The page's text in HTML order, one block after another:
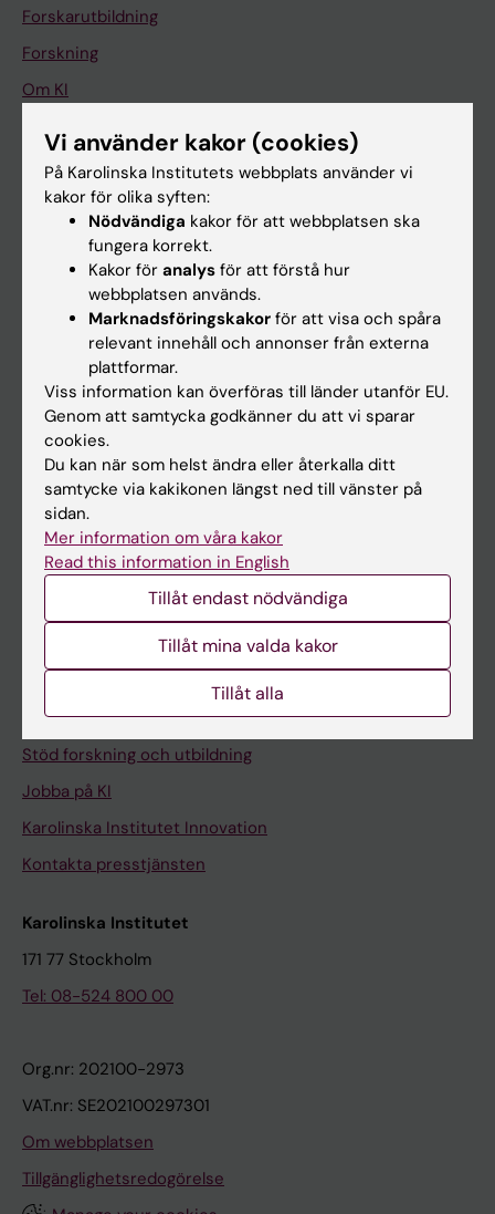
Forskarutbildning
Forskning
Om KI
På gång
Nyheter
Kalender
Schema
Studentmejlen
Kurs- och programwebbar
Student på KI
Medarbetarportalen
Universitetsbiblioteket
Stöd forskning och utbildning
Jobba på KI
Karolinska Institutet Innovation
Kontakta presstjänsten
Karolinska Institutet
171 77 Stockholm
Tel: 08-524 800 00
Org.nr: 202100-2973
VAT.nr: SE202100297301
Om webbplatsen
Tillgänglighetsredogörelse
Vi använder kakor (cookies)
På Karolinska Institutets webbplats använder vi
kakor för olika syften:
Nödvändiga kakor för att webbplatsen ska
fungera korrekt.
Kakor för analys för att förstå hur
webbplatsen används.
Marknadsföringskakor för att visa och spåra
relevant innehåll och annonser från externa
plattformar.
Viss information kan överföras till länder utanför EU.
Genom att samtycka godkänner du att vi sparar
cookies.
Du kan när som helst ändra eller återkalla ditt
samtycke via kakikonen längst ned till vänster på
sidan.
Mer information om våra kakor
Read this information in English
Tillåt endast nödvändiga
Tillåt mina valda kakor
Tillåt alla